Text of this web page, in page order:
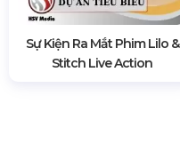
Sự Kiện Ra Mắt Phim Lilo &
Stitch Live Action